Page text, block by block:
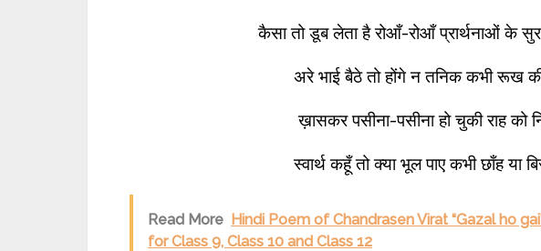
कैसा तो डूब लेता है रोआँ-रोआँ प्रार्थनाओं के
अरे भाई बैठे तो होंगे न तनिक कभी रूख
ख़ासकर पसीना-पसीना हो चुकी राह को
स्वार्थ कहूँ तो क्या भूल पाए कभी छाँह या
Read More Hindi Poem of Chandrasen Virat “Gazal ho
for Class 9, Class 10 and Class 12